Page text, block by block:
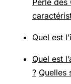
Perle des
Quel est
Quel est
? Quelles